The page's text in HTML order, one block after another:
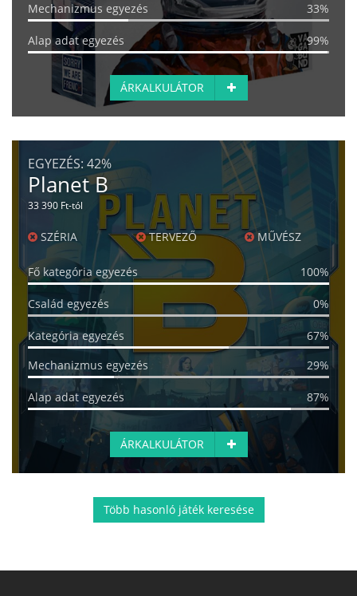
Mechanizmus egyezés
33%
Alap adat egyezés 99%
ÁRKALKULÁTOR
EGYEZÉS: 42%
Planet B
33 390 Ft-tól
SZÉRIA TERVEZŐ MŰVÉSZ
Fő kategória egyezés 100%
Család egyezés 0%
Kategória egyezés
67%
Mechanizmus egyezés
29%
Alap adat egyezés 87%
ÁRKALKULÁTOR
Több hasonló játék keresése